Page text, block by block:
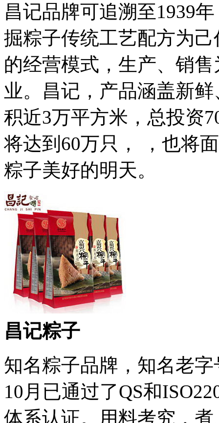
昌记品牌可追溯至1939
掘粽子传统工艺配方为
的经营模式，生产、销
业。昌记，产品涵盖新
积近3万平方米，总投资
将达到60万只， ，也将
粽子美好的明天。
昌记粽子
知名粽子品牌，知名老
10月已通过了QS和
体系认证。用料考究，